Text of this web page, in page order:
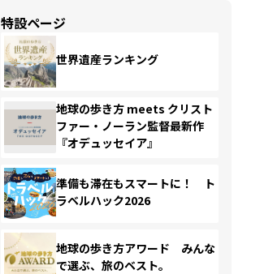
特設ページ
世界遺産ランキング
地球の歩き方 meets クリスト
ファー・ノーラン監督最新作
『オデュッセイア』
準備も滞在もスマートに！ ト
ラベルハック2026
地球の歩き方アワード みんな
で選ぶ、旅のベスト。